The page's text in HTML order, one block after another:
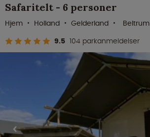
Safaritelt - 6 personer
9.5 104 parkanmeldelser
Hjem Holland Gelderland Beltrum